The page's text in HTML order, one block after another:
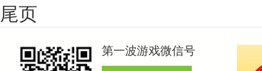
尾页
第一波游戏微信号